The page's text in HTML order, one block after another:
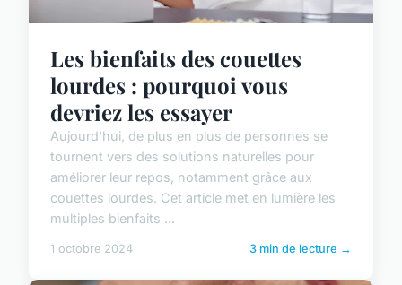
Les bienfaits des couettes
lourdes : pourquoi vous
devriez les essayer
Aujourd'hui, de plus en plus de personnes se
tournent vers des solutions naturelles pour
améliorer leur repos, notamment grâce aux
couettes lourdes. Cet article met en lumière les
multiples bienfaits ...
1 octobre 2024 3 min de lecture →